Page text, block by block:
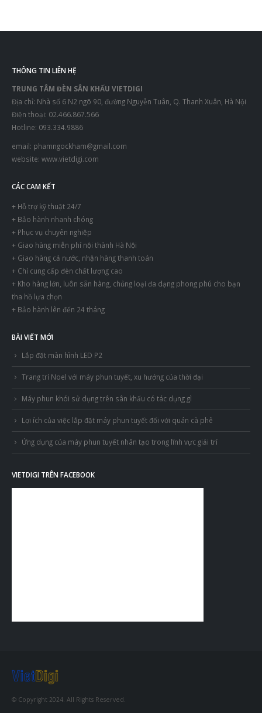
THÔNG TIN LIÊN HỆ
TRUNG TÂM ĐÈN SÂN KHẤU VIETDIGI
Địa chỉ: Nhà số 6 N2 ngõ 90, đường Nguyễn Tuân, Q. Thanh Xuân, Hà Nội
Điện thoại: 02.466.867.566
Hotline: 093.334.9886
email: phamngockham@gmail.com
website: www.vietdigi.com
CÁC CAM KẾT
+ Hỗ trợ kỹ thuật 24/7
+ Bảo hành nhanh chóng
+ Phục vụ chuyên nghiệp
+ Giao hàng miễn phí nội thành Hà Nội
+ Giao hàng cả nước, nhận hàng thanh toán
+ Chỉ cung cấp đèn chất lượng cao
+ Kho hàng lớn, luôn sẵn hàng, chủng loại đa dạng phong phú cho bạn
tha hồ lựa chọn
+ Bảo hành lên đến 24 tháng
BÀI VIẾT MỚI
Lắp đặt màn hình LED P2
Trang trí Noel với máy phun tuyết, xu hướng của thời đại
Máy phun khói sử dụng trên sân khấu có tác dụng gì
Lợi ích của việc lắp đặt máy phun tuyết đối với quán cà phê
Ứng dụng của máy phun tuyết nhân tạo trong lĩnh vực giải trí
VIETDIGI TRÊN FACEBOOK
© Copyright 2024. All Rights Reserved.